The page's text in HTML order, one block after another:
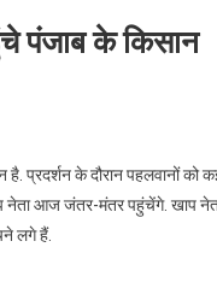
पंजाब के किसान
के दौरान पहलवानों को कई
नेता आज जंतर-मंतर पहुंचेंगे. खाप
लगे हैं.